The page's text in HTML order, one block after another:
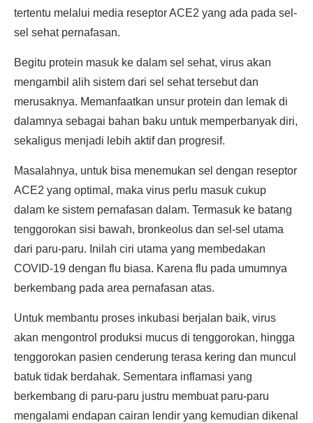
tertentu melalui media reseptor ACE2 yang ada pada sel-
sel sehat pernafasan.
Begitu protein masuk ke dalam sel sehat, virus akan
mengambil alih sistem dari sel sehat tersebut dan
merusaknya. Memanfaatkan unsur protein dan lemak di
dalamnya sebagai bahan baku untuk memperbanyak diri,
sekaligus menjadi lebih aktif dan progresif.
Masalahnya, untuk bisa menemukan sel dengan reseptor
ACE2 yang optimal, maka virus perlu masuk cukup
dalam ke sistem pernafasan dalam. Termasuk ke batang
tenggorokan sisi bawah, bronkeolus dan sel-sel utama
dari paru-paru. Inilah ciri utama yang membedakan
COVID-19 dengan flu biasa. Karena flu pada umumnya
berkembang pada area pernafasan atas.
Untuk membantu proses inkubasi berjalan baik, virus
akan mengontrol produksi mucus di tenggorokan, hingga
tenggorokan pasien cenderung terasa kering dan muncul
batuk tidak berdahak. Sementara inflamasi yang
berkembang di paru-paru justru membuat paru-paru
mengalami endapan cairan lendir yang kemudian dikenal